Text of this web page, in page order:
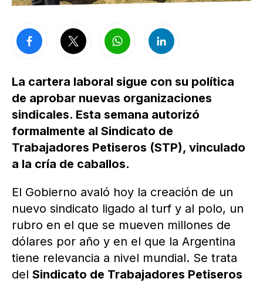
La cartera laboral sigue con su política
de aprobar nuevas organizaciones
sindicales. Esta semana autorizó
formalmente al Sindicato de
Trabajadores Petiseros (STP), vinculado
a la cría de caballos.
El Gobierno avaló hoy la creación de un
nuevo sindicato ligado al turf y al polo, un
rubro en el que se mueven millones de
dólares por año y en el que la Argentina
tiene relevancia a nivel mundial. Se trata
del Sindicato de Trabajadores Petiseros